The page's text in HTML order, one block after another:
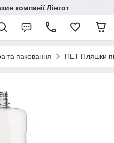
компанії Лінгот
та паковання ПЕТ Пляшки